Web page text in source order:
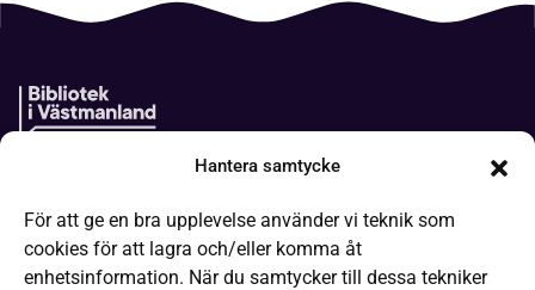
Hantera samtycke
För att ge en bra upplevelse använder vi teknik som
cookies för att lagra och/eller komma åt
enhetsinformation. När du samtycker till dessa tekniker
It-hjälp
Läsa på olika sätt